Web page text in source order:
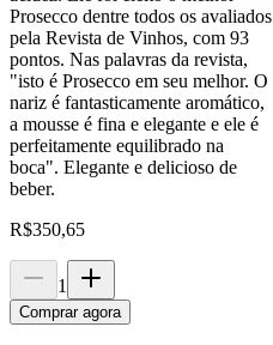
Prosecco dentre todos os avaliados
pela Revista de Vinhos, com 93
pontos. Nas palavras da revista,
"isto é Prosecco em seu melhor. O
nariz é fantasticamente aromático,
a mousse é fina e elegante e ele é
perfeitamente equilibrado na
boca". Elegante e delicioso de
beber.
R$350,65
1
Comprar agora